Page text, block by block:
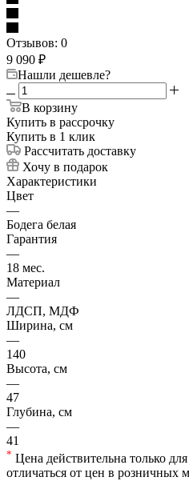
Отзывов: 0
9 090 ₽
Нашли дешевле?
В корзину
Купить в рассрочку
Купить в 1 клик
Рассчитать доставку
Хочу в подарок
Характеристики
Цвет
—
Бодега белая
Гарантия
—
18 мес.
Материал
—
ЛДСП, МДФ
Ширина, см
—
140
Высота, см
—
47
Глубина, см
—
41
* Цена действительна только
отличаться от цен в розничных